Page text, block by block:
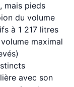
mais pieds
du volume
à 1 217 litres
maximal
avec son